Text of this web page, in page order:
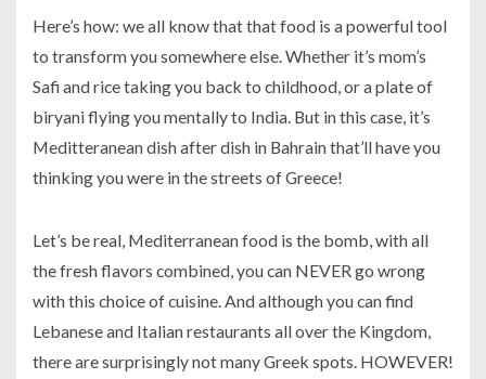
Here’s how: we all know that that food is a powerful tool
to transform you somewhere else. Whether it’s mom’s
Safi and rice taking you back to childhood, or a plate of
biryani flying you mentally to India. But in this case, it’s
Meditteranean dish after dish in Bahrain that’ll have you
thinking you were in the streets of Greece!
Let’s be real, Mediterranean food is the bomb, with all
the fresh flavors combined, you can NEVER go wrong
with this choice of cuisine. And although you can find
Lebanese and Italian restaurants all over the Kingdom,
there are surprisingly not many Greek spots. HOWEVER!